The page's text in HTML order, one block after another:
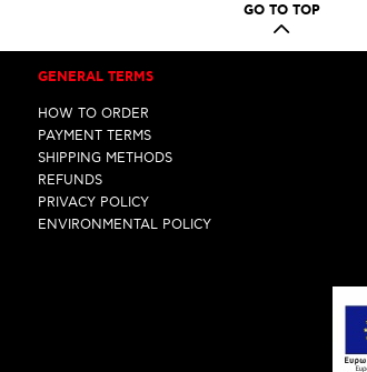
GO TO TOP
GENERAL TERMS
HOW TO ORDER
PAYMENT TERMS
SHIPPING METHODS
REFUNDS
PRIVACY POLICY
ENVIRONMENTAL POLICY